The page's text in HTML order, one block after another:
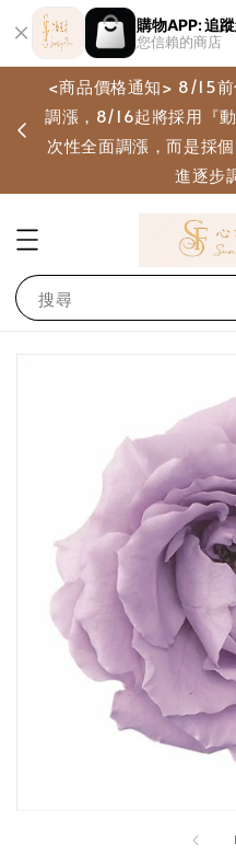
購物APP: 追
您信賴的商店
<商品價格通知> 8/15
調漲，8/16起將採用『
次性全面調漲，而是採
進逐步
搜尋
1